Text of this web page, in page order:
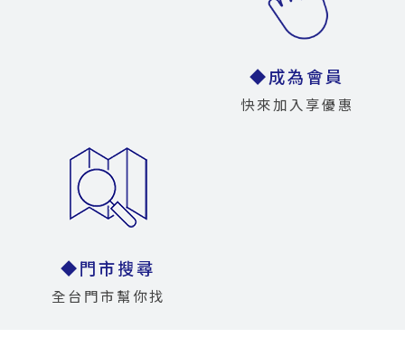
◆成為會員
快來加入享優惠
◆門市搜尋
全台門市幫你找